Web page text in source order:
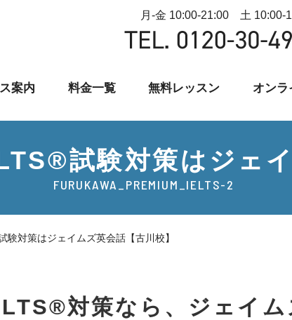
月-金 10:00-21:00 土 10:00-
案内 料金一覧 無料レッスン オンラ
試験対策はジェ
FURUKAWA_PREMIUM_IELTS-2
験対策はジェイムズ英会話【古川校】
対策なら、ジェイム